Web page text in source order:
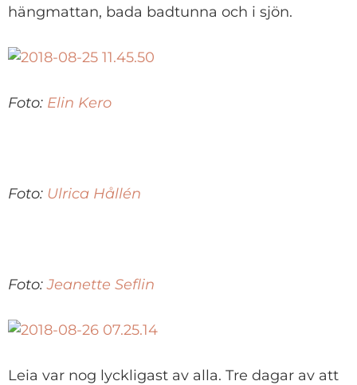
hängmattan, bada badtunna och i sjön.
Foto: Elin Kero
Foto: Ulrica Hållén
Foto:Jeanette Seflin
Leia var nog lyckligast av alla. Tre dagar av att